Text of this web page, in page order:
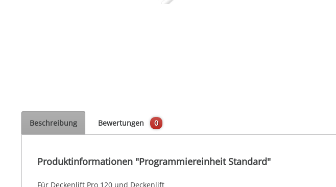
Beschreibung Bewertungen 0
Produktinformationen "Programmiereinheit Standard"
Für Deckenlift Pro 120 und Deckenlift